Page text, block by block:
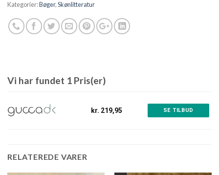
Kategorier:Bøger,Skønlitteratur
Vi har fundet 1 Pris(er)
kr. 219,95 SE TILBUD
RELATEREDE VARER